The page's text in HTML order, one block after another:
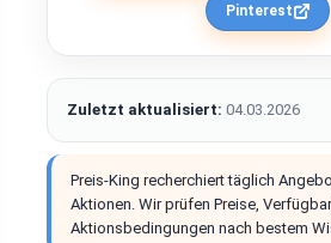
Pinterest
Zuletzt aktualisiert: 04.03.2026
Preis-King recherchiert täglich
Aktionen. Wir prüfen Preise,
Aktionsbedingungen nach bestem